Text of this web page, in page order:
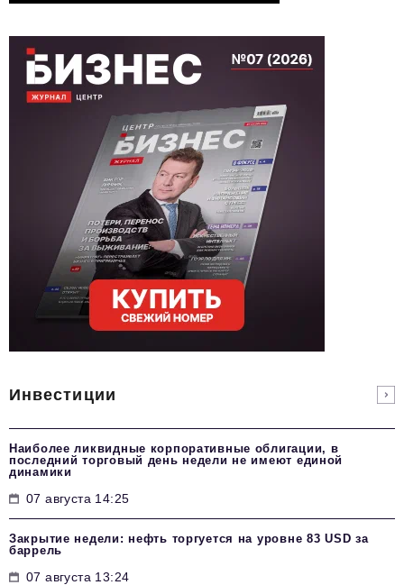
Инвестиции
Наиболее ликвидные корпоративные облигации, в
последний торговый день недели не имеют единой
динамики
07 августа 14:25
Закрытие недели: нефть торгуется на уровне 83 USD за
баррель
07 августа 13:24